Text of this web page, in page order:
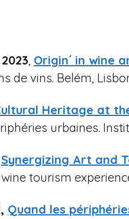
, Origin´ in wine
de vins. Belém,
Heritage at
urbaines.
Synergizing Art and
tourism
Quand les